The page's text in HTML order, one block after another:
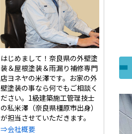
はじめまして！奈良県の外壁塗
装＆屋根塗装＆雨漏り補修専門
店ヨネヤの米澤です。お家の外
壁塗装の事なら何でもご相談く
ださい。1級建築施工管理技士
の私米澤（奈良県橿原市出身）
が担当させていただきます。
⇒会社概要